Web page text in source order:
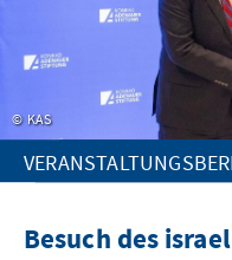
KAS
Besuch des